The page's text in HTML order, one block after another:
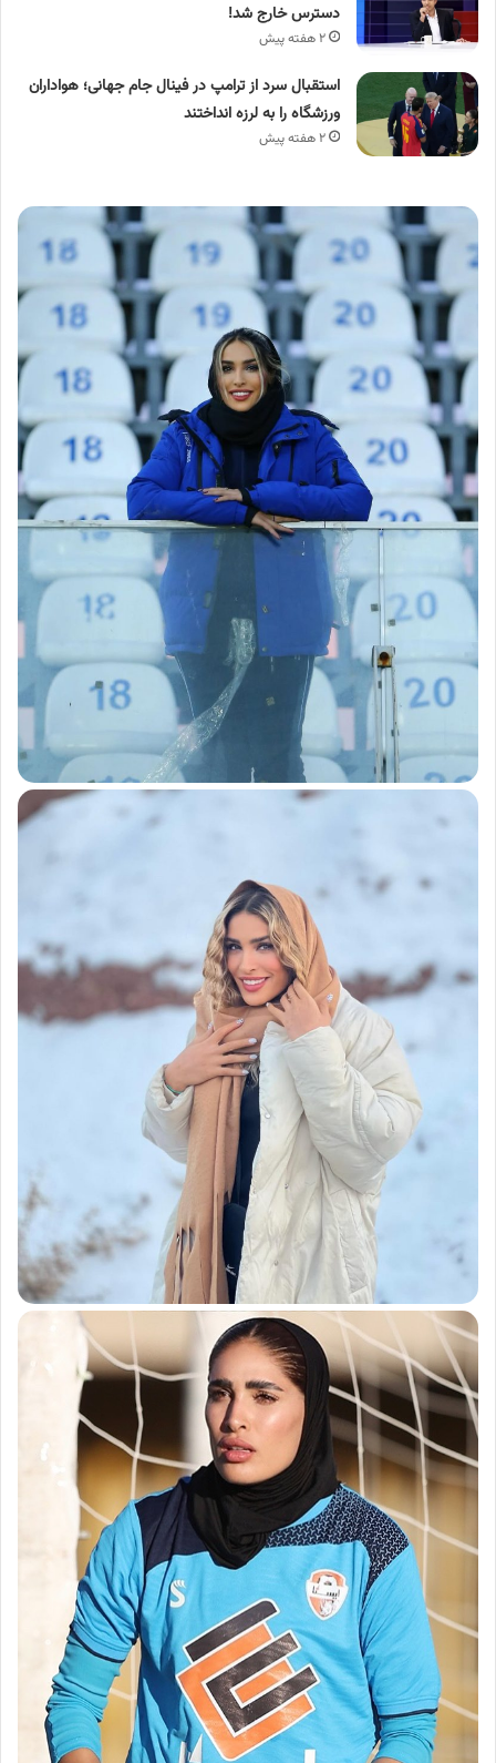
دسترس خارج شد!
۲ هفته پیش
استقبال سرد از ترامپ در فینال جام جهانی؛ هواداران
ورزشگاه را به لرزه انداختند
۲ هفته پیش